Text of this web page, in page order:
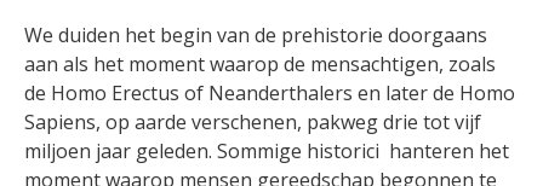
We duiden het begin van de prehistorie doorgaans
aan als het moment waarop de mensachtigen, zoals
de Homo Erectus of Neanderthalers en later de Homo
Sapiens, op aarde verschenen, pakweg drie tot vijf
miljoen jaar geleden. Sommige historici hanteren het
moment waarop mensen gereedschap begonnen te